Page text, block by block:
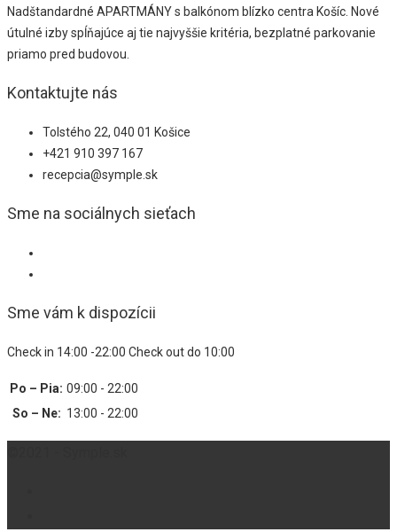
Nadštandardné APARTMÁNY s balkónom blízko centra Košíc. Nové
útulné izby spĺňajúce aj tie najvyššie kritéria, bezplatné parkovanie
priamo pred budovou.
Kontaktujte nás
Tolstého 22, 040 01 Košice
+421 910 397 167
recepcia@symple.sk
Sme na sociálnych sieťach
Sme vám k dispozícii
Check in 14:00 -22:00 Check out do 10:00
Po – Pia: 09:00 - 22:00
So – Ne: 13:00 - 22:00